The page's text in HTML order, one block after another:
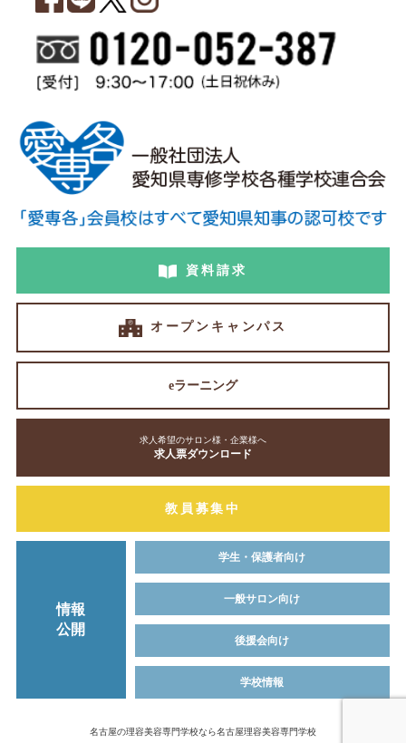
資料請求
オープンキャンパス
eラーニング
求人希望のサロン様・企業様へ
求人票ダウンロード
教員募集中
情報
公開
学生・保護者向け
一般サロン向け
後援会向け
学校情報
名古屋の理容美容専門学校なら名古屋理容美容専門学校